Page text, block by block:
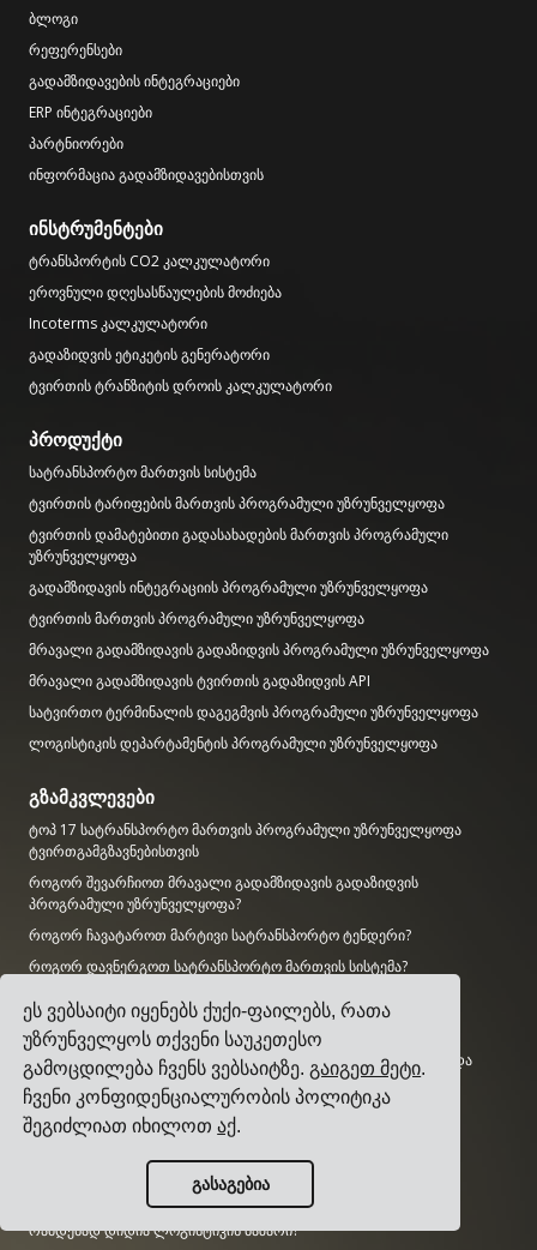
ეს ვებსაიტი იყენებს ქუქი-ფაილებს, რათა
უზრუნველყოს თქვენი საუკეთესო
გამოცდილება ჩვენს ვებსაიტზე. გაიგეთ მეტი.
ჩვენი კონფიდენციალურობის პოლიტიკა
შეგიძლიათ იხილოთაქ.
გასაგებია
ბლოგი
რეფერენსები
გადამზიდავების ინტეგრაციები
ERP ინტეგრაციები
პარტნიორები
ინფორმაცია გადამზიდავებისთვის
ინსტრუმენტები
ტრანსპორტის CO2 კალკულატორი
ეროვნული დღესასწაულების მოძიება
Incoterms კალკულატორი
გადაზიდვის ეტიკეტის გენერატორი
ტვირთის ტრანზიტის დროის კალკულატორი
პროდუქტი
სატრანსპორტო მართვის სისტემა
ტვირთის ტარიფების მართვის პროგრამული უზრუნველყოფა
ტვირთის დამატებითი გადასახადების მართვის პროგრამული
უზრუნველყოფა
გადამზიდავის ინტეგრაციის პროგრამული უზრუნველყოფა
ტვირთის მართვის პროგრამული უზრუნველყოფა
მრავალი გადამზიდავის გადაზიდვის პროგრამული უზრუნველყოფა
მრავალი გადამზიდავის ტვირთის გადაზიდვის API
სატვირთო ტერმინალის დაგეგმვის პროგრამული უზრუნველყოფა
ლოგისტიკის დეპარტამენტის პროგრამული უზრუნველყოფა
გზამკვლევები
ტოპ 17 სატრანსპორტო მართვის პროგრამული უზრუნველყოფა
ტვირთგამგზავნებისთვის
როგორ შევარჩიოთ მრავალი გადამზიდავის გადაზიდვის
პროგრამული უზრუნველყოფა?
როგორ ჩავატაროთ მარტივი სატრანსპორტო ტენდერი?
როგორ დავნერგოთ სატრანსპორტო მართვის სისტემა?
როგორ შევარჩიოთ ტვირთის გადამზიდავი?
როგორ ავტომატიზირდეთ გადაზიდვის შეტყობინებები?
ტვირთის KPI-ები, რომლებსაც ყველა ლოგისტიკის მენეჯერი უნდა
აკონტროლებდეს
კვლევა
რამდენად დიდია AI ბაზარი?
რამდენ CO2-ს გამოყოფს სატრანსპორტო სექტორი?
რამდენად დიდია ლოგისტიკის ბაზარი?